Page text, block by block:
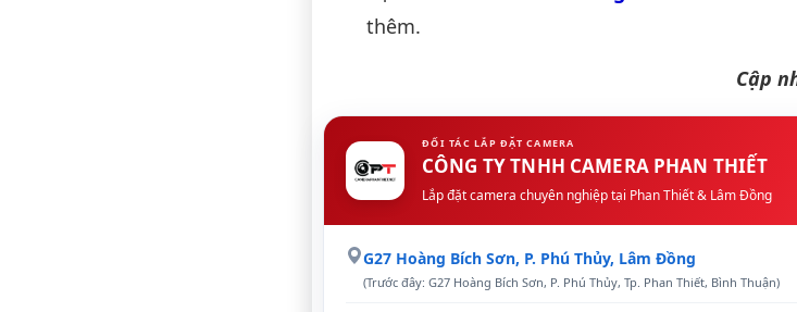
thêm.
Cập
ĐỐI TÁC LẮP ĐẶT CAMERA
CÔNG TY TNHH CAMERA PHAN THIẾT
Lắp đặt camera chuyên nghiệp tại Phan Thiết & Lâm Đồng
G27 Hoàng Bích Sơn, P. Phú Thủy, Lâm Đồng
(Trước đây: G27 Hoàng Bích Sơn, P. Phú Thủy, Tp. Phan Thiết, Bình Thuận)